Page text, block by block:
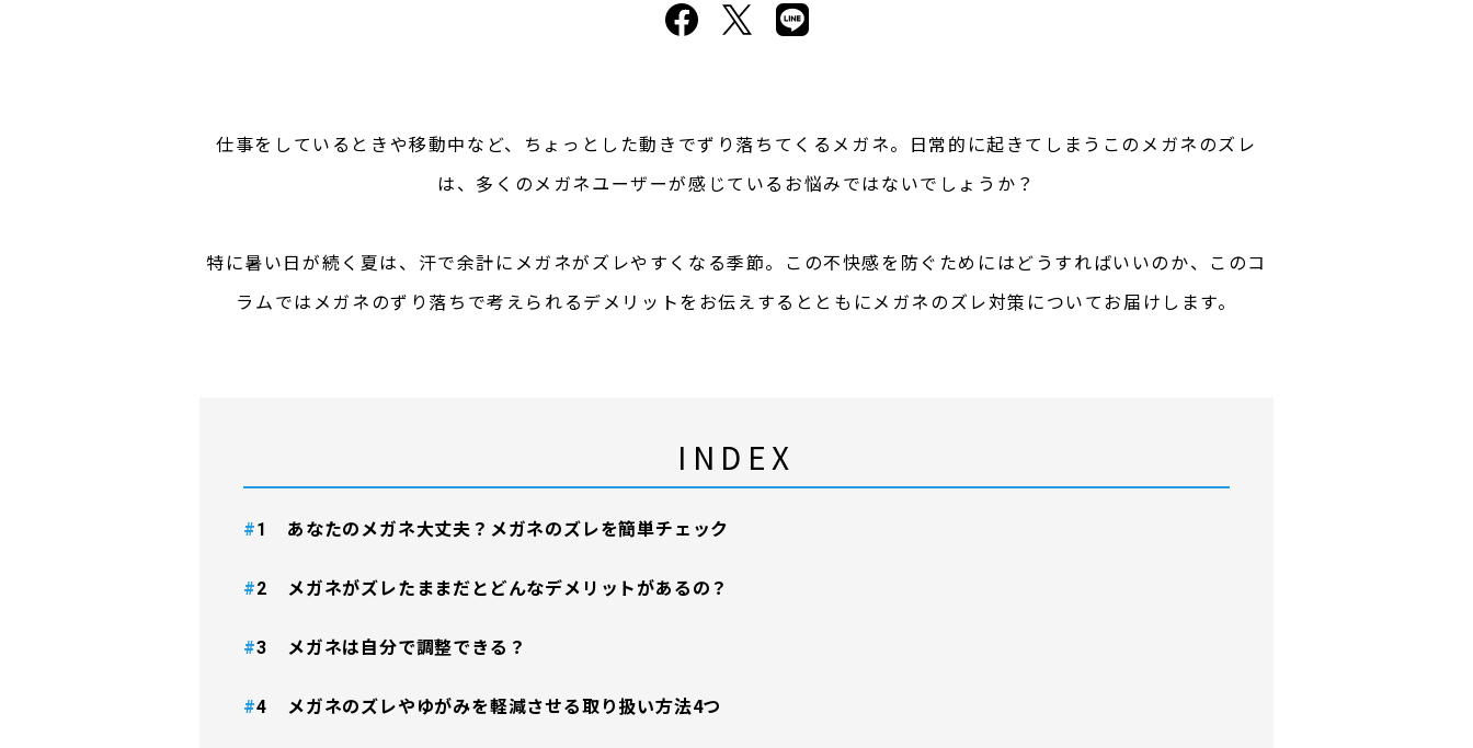
仕事をしているときや移動中など、ちょっとした動きでずり落ちてくるメガネ。日常的に起きてしまうこのメガネのズレ
は、多くのメガネユーザーが感じているお悩みではないでしょうか？
特に暑い日が続く夏は、汗で余計にメガネがズレやすくなる季節。この不快感を防ぐためにはどうすればいいのか、このコ
ラムではメガネのずり落ちで考えられるデメリットをお伝えするとともにメガネのズレ対策についてお届けします。
INDEX
# あなたのメガネ大丈夫？メガネのズレを簡単チェック
# メガネがズレたままだとどんなデメリットがあるの？
# メガネは自分で調整できる？
# メガネのズレやゆがみを軽減させる取り扱い方法4つ